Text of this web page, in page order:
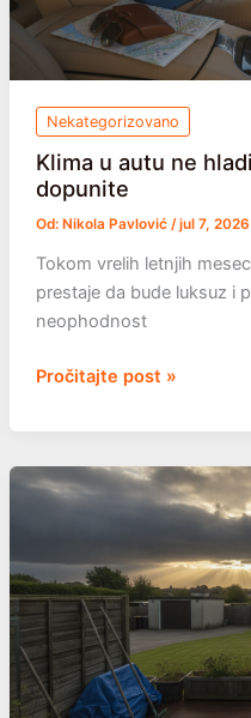
Nekategorizovano
Klima u autu ne
dopunite
Od: Nikola Pavlović /jul 7, 2026
Tokom vrelih letnjih
prestaje da bude luksuz i
neophodnost
Klima
autu
ne
hladi:
kako
da
je
dopunite
Pročitajte post »